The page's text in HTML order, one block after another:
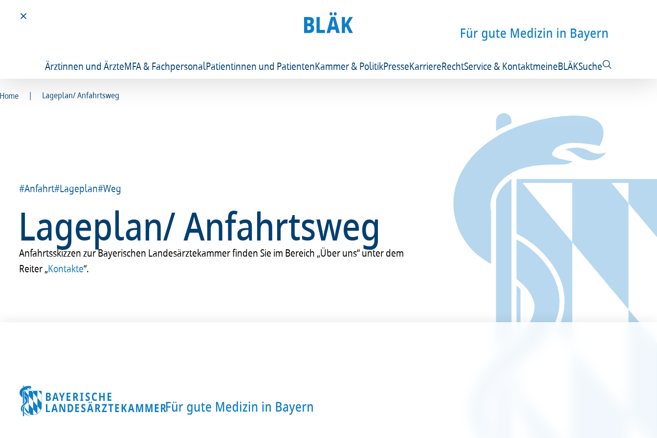
Ärztinnen und ÄrzteMFA & FachpersonalPatientinnen und PatientenKammer & PolitikPresseKarriereRechtService & KontaktmeineBLÄKSuche
Home | Lageplan/ Anfahrtsweg
#Anfahrt#Lageplan#Weg
Lageplan/ Anfahrtsweg
Anfahrtsskiz­zen zur Baye­ri­schen Landes­ärz­te­kam­mer finden Sie im Bereich „Über uns“ unter dem
Reiter „Kontakte“.